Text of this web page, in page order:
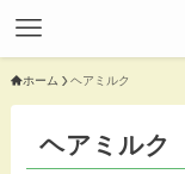
ホーム ヘアミルク
ヘアミルク